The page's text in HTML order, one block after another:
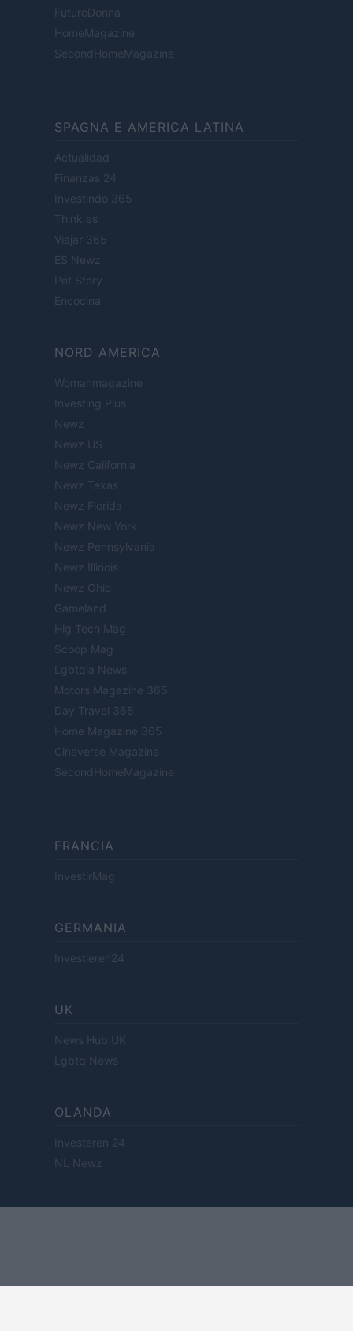
FuturoDonna
HomeMagazine
SecondHomeMagazine
SPAGNA E AMERICA LATINA
Actualidad
Finanzas 24
Investindo 365
Think.es
Viajar 365
ES Newz
Pet Story
Encocina
NORD AMERICA
Womanmagazine
Investing Plus
Newz
Newz US
Newz California
Newz Texas
Newz Florida
Newz New York
Newz Pennsylvania
Newz Illinois
Newz Ohio
Gameland
Hig Tech Mag
Scoop Mag
Lgbtqia News
Motors Magazine 365
Day Travel 365
Home Magazine 365
Cineverse Magazine
SecondHomeMagazine
FRANCIA
InvestirMag
GERMANIA
Investieren24
UK
News Hub UK
Lgbtq News
OLANDA
Investeren 24
NL Newz